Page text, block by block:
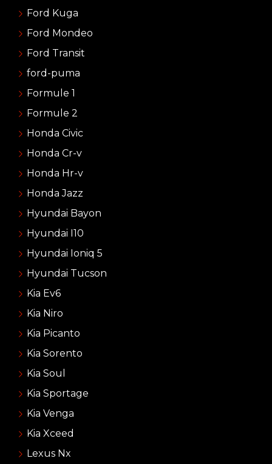
Ford Kuga
Ford Mondeo
Ford Transit
ford-puma
Formule 1
Formule 2
Honda Civic
Honda Cr-v
Honda Hr-v
Honda Jazz
Hyundai Bayon
Hyundai I10
Hyundai Ioniq 5
Hyundai Tucson
Kia Ev6
Kia Niro
Kia Picanto
Kia Sorento
Kia Soul
Kia Sportage
Kia Venga
Kia Xceed
Lexus Nx